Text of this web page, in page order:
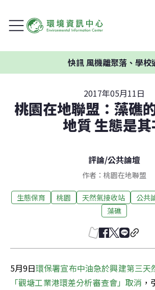
快訊風機離聚落、學校過近
2017年05月11日
桃園在地聯盟：藻礁
地質 生態是
評論/公共論壇
作者：桃園在地聯盟
生態保育 桃園 天然氣接收站 公共
藻礁
5月9日環保署宣布中油急於興建第三天
「觀塘工業港環差分析審查會」取消